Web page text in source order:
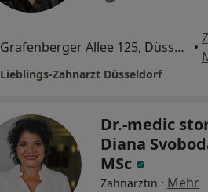
Grafenberger Allee 125, Düsseldorf •
Lieblings-Zahnarzt Düsseldorf
Dr.-medic
Diana
MSc
Zahnärztin · Mehr